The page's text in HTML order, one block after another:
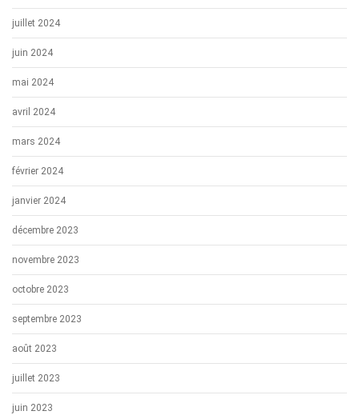
juillet 2024
juin 2024
mai 2024
avril 2024
mars 2024
février 2024
janvier 2024
décembre 2023
novembre 2023
octobre 2023
septembre 2023
août 2023
juillet 2023
juin 2023